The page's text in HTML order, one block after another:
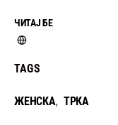
ЧИТАЈ БЕ
TAGS
ЖЕНСКА, ТРКА